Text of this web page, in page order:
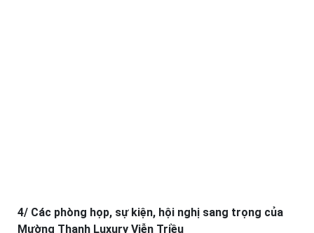
4/ Các phòng họp, sự kiện, hội nghị sang trọng của
Mường Thanh Luxury Viễn Triều